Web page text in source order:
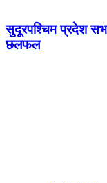
सुदूरपश्चिम प्रदेश
छलफल